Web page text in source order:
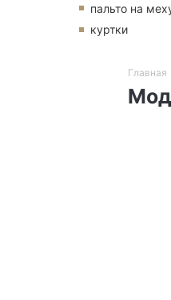
пальто на
куртки
Главная